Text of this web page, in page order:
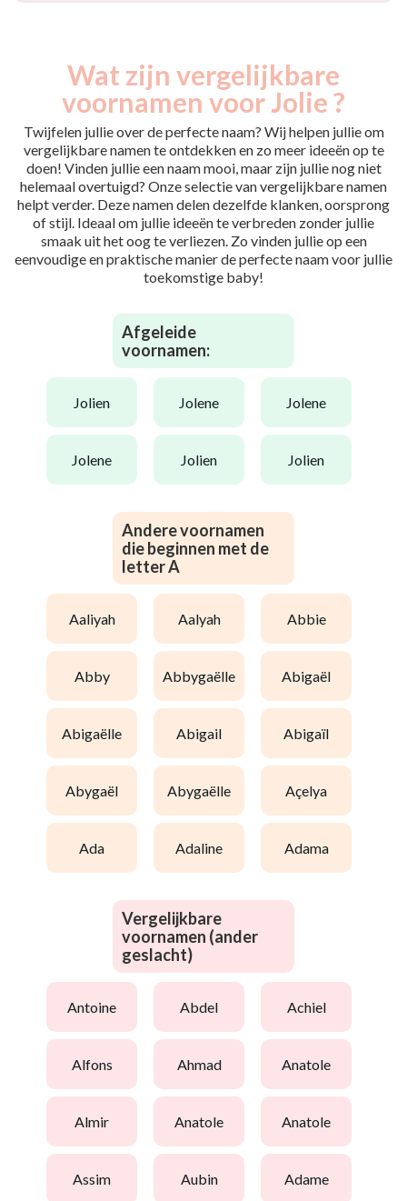
Wat zijn vergelijkbare
voornamen voor Jolie ?
Twijfelen jullie over de perfecte naam? Wij helpen jullie om
vergelijkbare namen te ontdekken en zo meer ideeën op te
doen! Vinden jullie een naam mooi, maar zijn jullie nog niet
helemaal overtuigd? Onze selectie van vergelijkbare namen
helpt verder. Deze namen delen dezelfde klanken, oorsprong
of stijl. Ideaal om jullie ideeën te verbreden zonder jullie
smaak uit het oog te verliezen. Zo vinden jullie op een
eenvoudige en praktische manier de perfecte naam voor jullie
toekomstige baby!
Afgeleide
voornamen:
jolien jolene jolene
jolene jolien jolien
Andere voornamen
die beginnen met de
letter A
aaliyah aalyah abbie
abby abbygaëlle abigaël
abigaëlle abigail abigaïl
abygaël abygaëlle açelya
ada adaline adama
Vergelijkbare
voornamen (ander
geslacht)
antoine abdel achiel
alfons ahmad anatole
almir anatole anatole
assim aubin adame